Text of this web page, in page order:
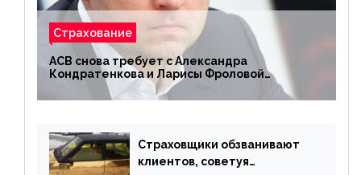
Страхование
АСВ снова требует с Александра
Кондратенкова и Ларисы Фроловой
возмещения убытков на 1,5 млрд р.
Страховщики обзванивают
клиентов, советуя